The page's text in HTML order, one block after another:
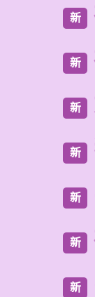
新
新
新
新
新
新
新